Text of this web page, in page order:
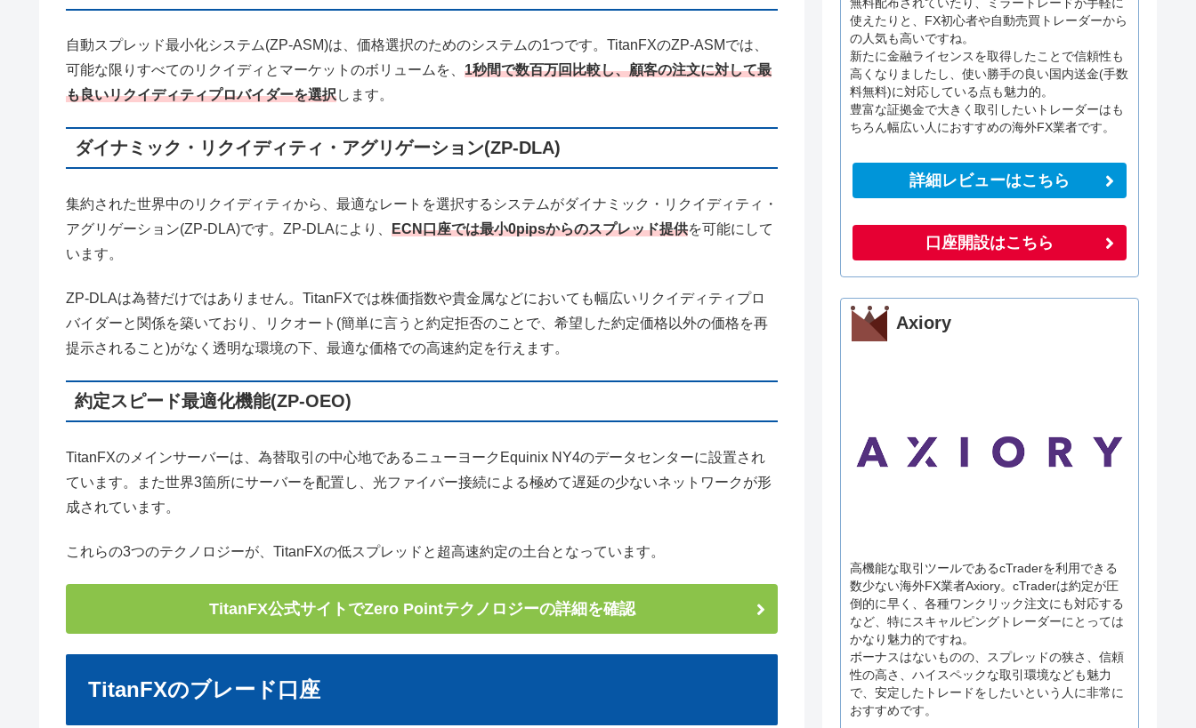
自動スプレッド最小化システム(ZP-ASM)は、価格選択のためのシステムの1つです。TitanFXのZP-ASMでは、
可能な限りすべてのリクイディとマーケットのボリュームを、 1秒間で数百万回比較し、顧客の注文に対して最
も良いリクイディティプロバイダーを選択します。
ダイナミック・リクイディティ・アグリゲーション(ZP-DLA)
集約された世界中のリクイディティから、最適なレートを選択するシステムがダイナミック・リクイディティ・
アグリゲーション(ZP-DLA)です。ZP-DLAにより、 ECN口座では最小0pipsからのスプレッド提供を可能にして
います。
ZP-DLAは為替だけではありません。TitanFXでは株価指数や貴金属などにおいても幅広いリクイディティプロ
バイダーと関係を築いており、リクオート(簡単に言うと約定拒否のことで、希望した約定価格以外の価格を再
提示されること)がなく透明な環境の下、最適な価格での高速約定を行えます。
約定スピード最適化機能(ZP-OEO)
TitanFXのメインサーバーは、為替取引の中心地であるニューヨークEquinix NY4のデータセンターに設置され
ています。また世界3箇所にサーバーを配置し、光ファイバー接続による極めて遅延の少ないネットワークが形
成されています。
これらの3つのテクノロジーが、TitanFXの低スプレッドと超高速約定の土台となっています。
TitanFX公式サイトでZero Pointテクノロジーの詳細を確認
TitanFXのブレード口座
使えたりと、FX初心者や自動売買トレーダーから
の人気も高いですね。
新たに金融ライセンスを取得したことで信頼性も
高くなりましたし、使い勝手の良い国内送金(手数
料無料)に対応している点も魅力的。
豊富な証拠金で大きく取引したいトレーダーはも
ちろん幅広い人におすすめの海外FX業者です。
詳細レビューはこちら
口座開設はこちら
Axiory
高機能な取引ツールであるcTraderを利用できる
数少ない海外FX業者Axiory。cTraderは約定が圧
倒的に早く、各種ワンクリック注文にも対応する
など、特にスキャルピングトレーダーにとっては
かなり魅力的ですね。
ボーナスはないものの、スプレッドの狭さ、信頼
性の高さ、ハイスペックな取引環境なども魅力
で、安定したトレードをしたいという人に非常に
おすすめです。